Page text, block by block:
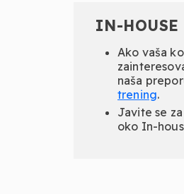
IN-HOUSE
Ako vaša
naša
trening.
Javite se
oko In-